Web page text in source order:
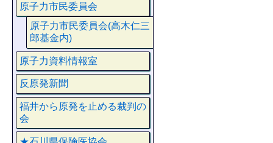
原子力市民委員会
原子力市民委員会(高木仁三
郎基金内)
原子力資料情報室
反原発新聞
福井から原発を止める裁判の
会